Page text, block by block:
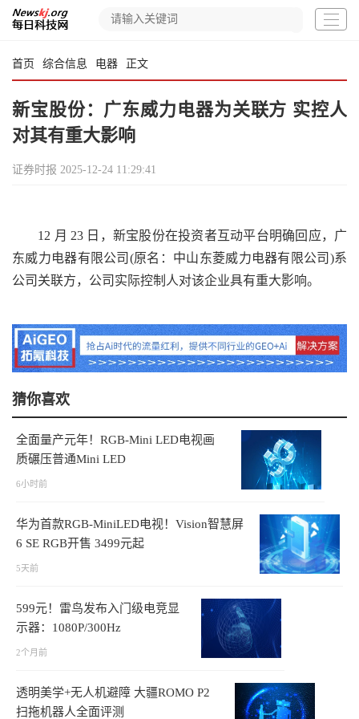
首页 综合信息 电器 正文
新宝股份：广东威力电器为关联方 实控人
对其有重大影响
证券时报 2025-12-24 11:29:41
12 月 23 日，新宝股份在投资者互动平台明确回应，广
东威力电器有限公司(原名：中山东菱威力电器有限公司)系
公司关联方，公司实际控制人对该企业具有重大影响。
猜你喜欢
全面量产元年！RGB-Mini LED电视画
质碾压普通Mini LED
6小时前
华为首款RGB-MiniLED电视！Vision智慧屏
6 SE RGB开售 3499元起
5天前
599元！雷鸟发布入门级电竞显
示器：1080P/300Hz
2个月前
透明美学+无人机避障 大疆ROMO P2
扫拖机器人全面评测